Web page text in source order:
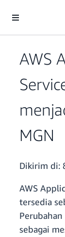
AWS
MGN
Dikirim di:
AWS
tersedia
sebagai